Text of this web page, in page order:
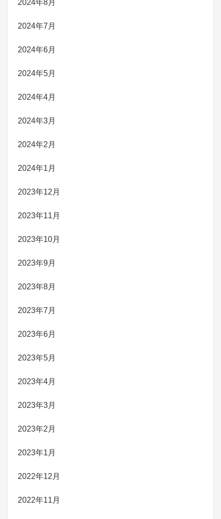
2024年8月
2024年7月
2024年6月
2024年5月
2024年4月
2024年3月
2024年2月
2024年1月
2023年12月
2023年11月
2023年10月
2023年9月
2023年8月
2023年7月
2023年6月
2023年5月
2023年4月
2023年3月
2023年2月
2023年1月
2022年12月
2022年11月